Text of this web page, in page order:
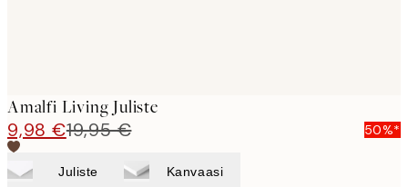
Amalfi Living Juliste
9,98 €19,95 € 50%*
Juliste Kanvaasi